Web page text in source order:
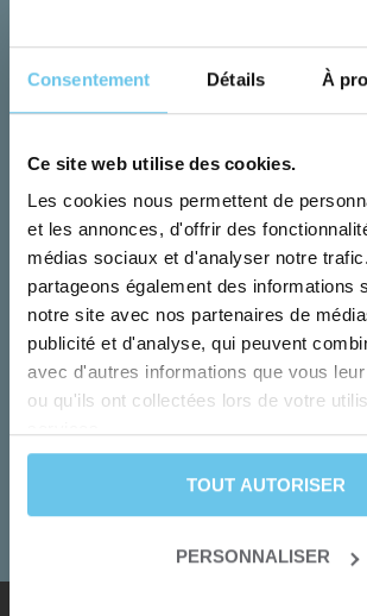
Consentement Détails À
Ce site web utilise des cookies.
Les cookies nous permettent de
et les annonces, d'offrir des
médias sociaux et d'analyser notre
partageons également des informations
notre site avec nos partenaires de
publicité et d'analyse, qui peuvent
avec d'autres informations que vous
ou qu'ils ont collectées lors de votre
TOUT AUTORISER
PERSONNALISER
Du lundi au vendredi
Nos conseillers transforment vos
vous faire vivre vos
+33 (0)230 964
CONTACTEZ-NOUS